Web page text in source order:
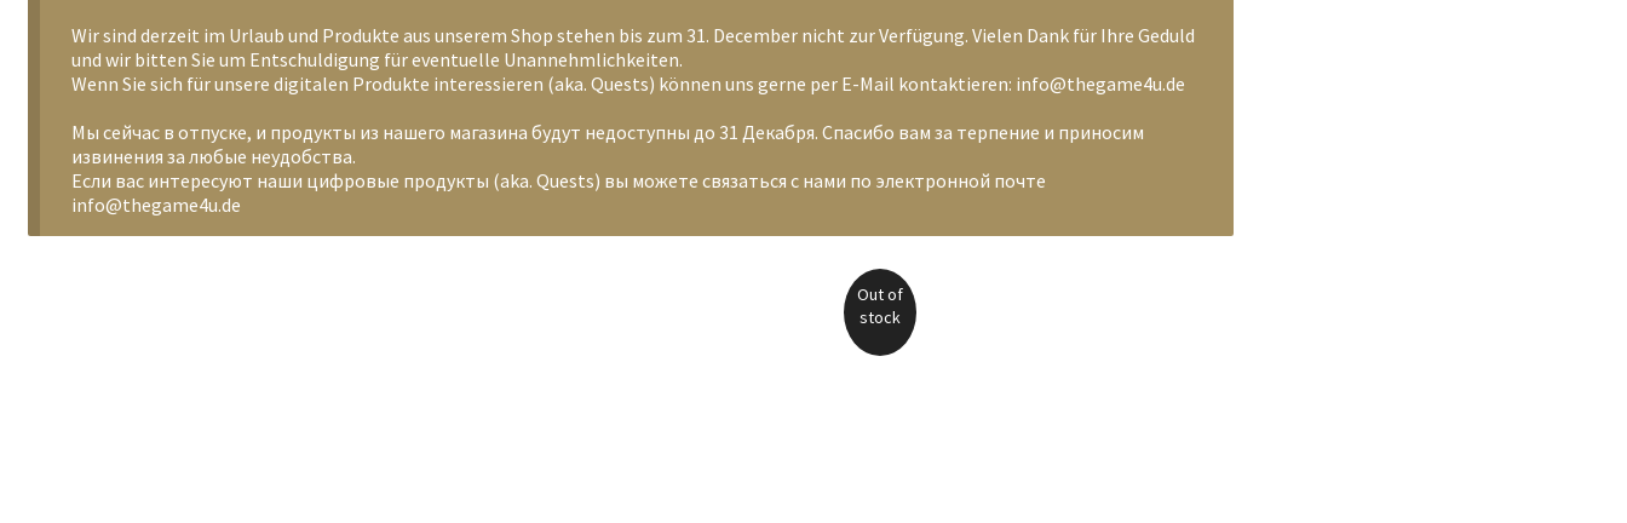
Wir sind derzeit im Urlaub und Produkte aus unserem Shop stehen bis zum 31. December nicht zur Verfügung. Vielen Dank für Ihre Geduld
und wir bitten Sie um Entschuldigung für eventuelle Unannehmlichkeiten.
Wenn Sie sich für unsere digitalen Produkte interessieren (aka. Quests) können uns gerne per E-Mail kontaktieren: info@thegame4u.de
Мы сейчас в отпуске, и продукты из нашего магазина будут недоступны до 31 Декабря. Спасибо вам за терпение и приносим
извинения за любые неудобства.
Если вас интересуют наши цифровые продукты (aka. Quests) вы можете связаться с нами по электронной почте
info@thegame4u.de
Out of
stock